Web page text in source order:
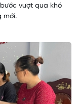
vượt qua khó
mới.